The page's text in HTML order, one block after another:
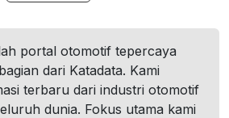
portal otomotif tepercaya
dari Katadata. Kami
terbaru dari industri otomotif
dunia. Fokus utama kami